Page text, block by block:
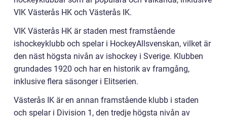
VIK Västerås HK och Västerås IK.
VIK Västerås HK är staden mest framstående
ishockeyklubb och spelar i HockeyAllsvenskan, vilket är
den näst högsta nivån av ishockey i Sverige. Klubben
grundades 1920 och har en historik av framgång,
inklusive flera säsonger i Elitserien.
Västerås IK är en annan framstående klubb i staden
och spelar i Division 1, den tredje högsta nivån av